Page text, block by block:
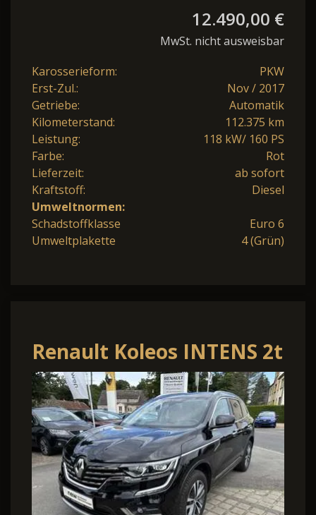
12.490,00 €
MwSt. nicht ausweisbar
Karosserieform:
PKW
Erst-Zul.:
Nov / 2017
Getriebe:
Automatik
Kilometerstand:
112.375 km
Leistung:
118 kW/ 160 PS
Farbe:
Rot
Lieferzeit:
ab sofort
Kraftstoff:
Diesel
Umweltnormen:
Schadstoffklasse
Euro 6
Umweltplakette
4 (Grün)
Renault Koleos INTENS 2t
Anhängelast